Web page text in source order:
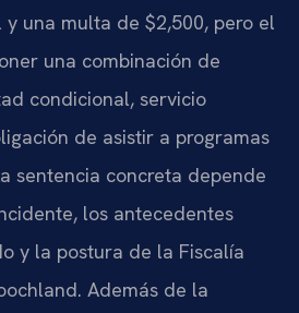
y una multa de $2,500, pero el
una combinación de
condicional, servicio
de asistir a programas
sentencia concreta depende
los antecedentes
y la postura de la Fiscalía
Además de la